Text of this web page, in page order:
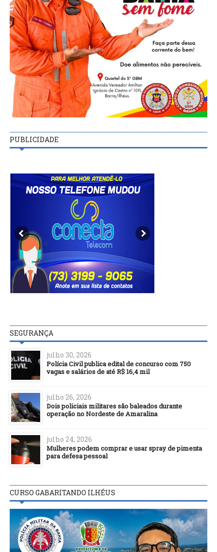
PUBLICIDADE
SEGURANÇA
julho 30, 2026
Polícia Civil publica edital de concurso com 750
vagas e salários de até R$ 16,4 mil
julho 26, 2026
Dois policiais militares são baleados durante
operação no Nordeste de Amaralina
julho 24, 2026
Mulheres podem comprar e usar spray de pimenta
para defesa pessoal
CURSO GABARITANDO ILHÉUS